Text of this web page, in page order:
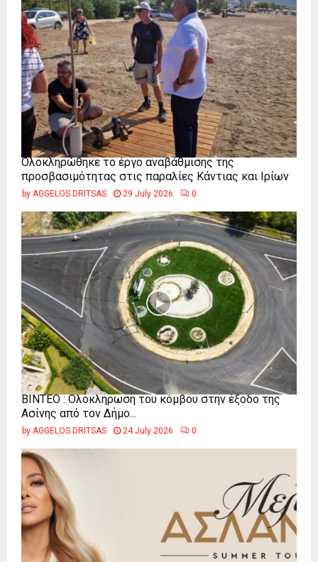
Ολοκληρώθηκε το έργο αναβάθμισης της
προσβασιμότητας στις παραλίες Κάντιας και Ιρίων
by AGGELOS DRITSAS 29 July 2026 0
ΒΙΝΤΕΟ : Ολοκλήρωση του κόμβου στην έξοδο της
Ασίνης από τον Δήμο...
by AGGELOS DRITSAS 24 July 2026 0